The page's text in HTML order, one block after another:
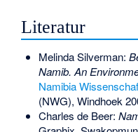
Literatur
Melinda Silverman:
Namib. An
Namibia
(NWG), Windhoek
Charles de Beer: